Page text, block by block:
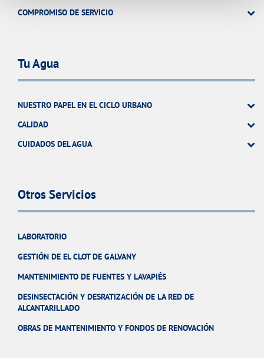
COMPROMISO DE SERVICIO
Tu Agua
NUESTRO PAPEL EN EL CICLO URBANO
CALIDAD
CUIDADOS DEL AGUA
Otros Servicios
LABORATORIO
GESTIÓN DE EL CLOT DE GALVANY
MANTENIMIENTO DE FUENTES Y LAVAPIÉS
DESINSECTACIÓN Y DESRATIZACIÓN DE LA RED DE
ALCANTARILLADO
OBRAS DE MANTENIMIENTO Y FONDOS DE RENOVACIÓN